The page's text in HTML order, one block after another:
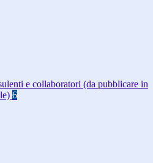
e collaboratori (da pubblicare in
6